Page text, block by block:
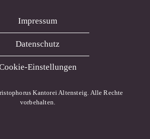
Impressum
Datenschutz
Einstellungen
Kantorei Altensteig. Alle Rechte
vorbehalten.